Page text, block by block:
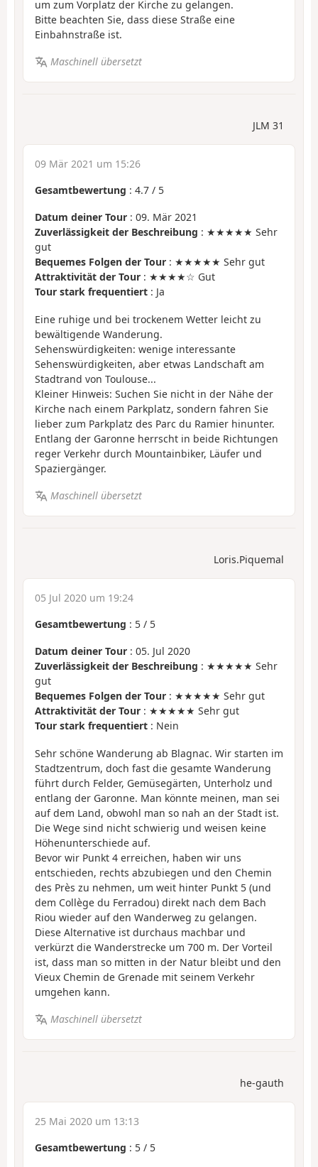
um zum Vorplatz der Kirche zu gelangen.
Bitte beachten Sie, dass diese Straße eine
Einbahnstraße ist.
Maschinell übersetzt
JLM 31
09 Mär 2021 um 15:26
Gesamtbewertung : 4.7 / 5
Datum deiner Tour : 09. Mär 2021
Zuverlässigkeit der Beschreibung : ★★★★★ Sehr
gut
Bequemes Folgen der Tour : ★★★★★ Sehr gut
Attraktivität der Tour : ★★★★☆ Gut
Tour stark frequentiert : Ja
Eine ruhige und bei trockenem Wetter leicht zu
bewältigende Wanderung.
Sehenswürdigkeiten: wenige interessante
Sehenswürdigkeiten, aber etwas Landschaft am
Stadtrand von Toulouse...
Kleiner Hinweis: Suchen Sie nicht in der Nähe der
Kirche nach einem Parkplatz, sondern fahren Sie
lieber zum Parkplatz des Parc du Ramier hinunter.
Entlang der Garonne herrscht in beide Richtungen
reger Verkehr durch Mountainbiker, Läufer und
Spaziergänger.
Maschinell übersetzt
Loris.Piquemal
05 Jul 2020 um 19:24
Gesamtbewertung : 5 / 5
Datum deiner Tour : 05. Jul 2020
Zuverlässigkeit der Beschreibung : ★★★★★ Sehr
gut
Bequemes Folgen der Tour : ★★★★★ Sehr gut
Attraktivität der Tour : ★★★★★ Sehr gut
Tour stark frequentiert : Nein
Sehr schöne Wanderung ab Blagnac. Wir starten im
Stadtzentrum, doch fast die gesamte Wanderung
führt durch Felder, Gemüsegärten, Unterholz und
entlang der Garonne. Man könnte meinen, man sei
auf dem Land, obwohl man so nah an der Stadt ist.
Die Wege sind nicht schwierig und weisen keine
Höhenunterschiede auf.
Bevor wir Punkt 4 erreichen, haben wir uns
entschieden, rechts abzubiegen und den Chemin
des Près zu nehmen, um weit hinter Punkt 5 (und
dem Collège du Ferradou) direkt nach dem Bach
Riou wieder auf den Wanderweg zu gelangen.
Diese Alternative ist durchaus machbar und
verkürzt die Wanderstrecke um 700 m. Der Vorteil
ist, dass man so mitten in der Natur bleibt und den
Vieux Chemin de Grenade mit seinem Verkehr
umgehen kann.
Maschinell übersetzt
he-gauth
25 Mai 2020 um 13:13
Gesamtbewertung : 5 / 5